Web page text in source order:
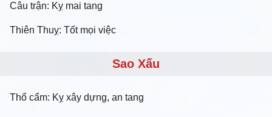
Câu trận: Kỵ mai tang
Thiên Thuỵ: Tốt mọi việc
Sao Xấu
Thổ cẩm: Kỵ xây dựng, an tang